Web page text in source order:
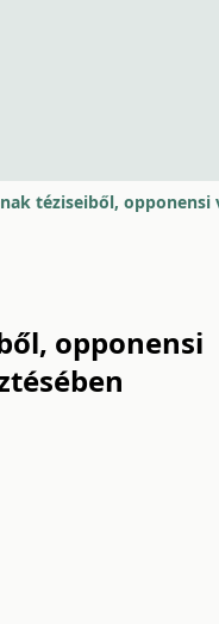
opponensi